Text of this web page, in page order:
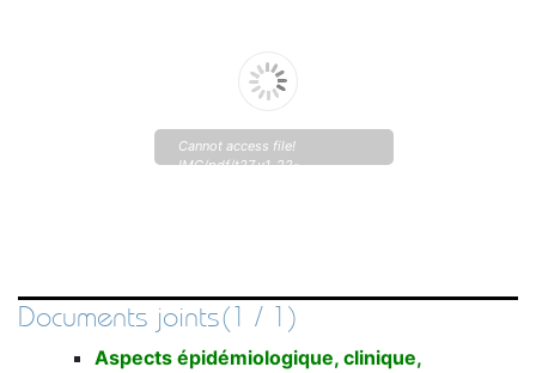
Cannot access file!
IMG/pdf/t27_v1_22-
Documents joints(1 / 1)
Aspects épidémiologique, clinique,